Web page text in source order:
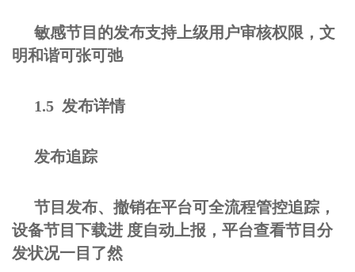
敏感节目的发布支持上级用户审核权限，文
明和谐可张可弛
1.5 发布详情
发布追踪
节目发布、撤销在平台可全流程管控追踪，
设备节目下载进 度自动上报，平台查看节目分
发状况一目了然